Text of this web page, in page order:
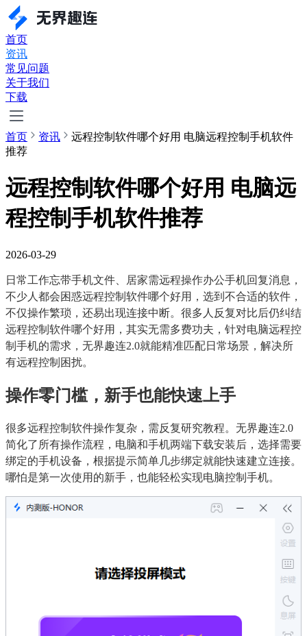
首页
资讯
常见问题
关于我们
下载
首页 资讯
远程控制软件哪个好用 电脑远程控制手机软件
推荐
远程控制软件哪个好用 电脑远
程控制手机软件推荐
2026-03-29
日常工作忘带手机文件、居家需远程操作办公手机回复消息，
不少人都会困惑远程控制软件哪个好用，选到不合适的软件，
不仅操作繁琐，还易出现连接中断。很多人反复对比后仍纠结
远程控制软件哪个好用，其实无需多费功夫，针对电脑远程控
制手机的需求，无界趣连2.0就能精准匹配日常场景，解决所
有远程控制困扰。
操作零门槛，新手也能快速上手
很多远程控制软件操作复杂，需反复研究教程。无界趣连2.0
简化了所有操作流程，电脑和手机两端下载安装后，选择需要
绑定的手机设备，根据提示简单几步绑定就能快速建立连接。
哪怕是第一次使用的新手，也能轻松实现电脑控制手机。